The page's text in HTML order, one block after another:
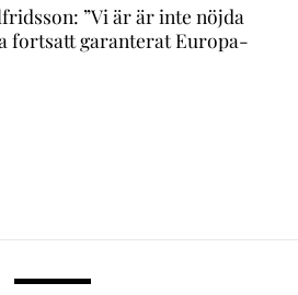
”Vi är är inte nöjda
fortsatt garanterat Europa-